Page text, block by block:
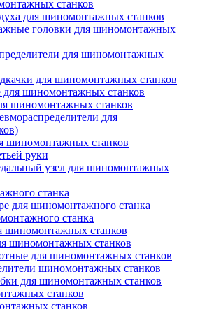
станков
для шиномонтажных станков
головки для шиномонтажных
для шиномонтажных
для шиномонтажных станков
шиномонтажных станков
шиномонтажных станков
для
шиномонтажных станков
руки
узел для шиномонтажных
станка
для шиномонтажного станка
станка
шиномонтажных станков
шиномонтажных станков
для шиномонтажных станков
шиномонтажных станков
для шиномонтажных станков
станков
станков